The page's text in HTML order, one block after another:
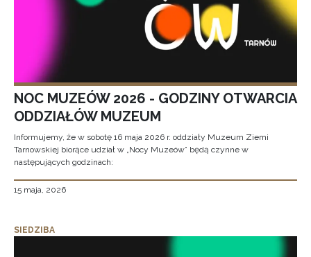
NOC MUZEÓW 2026 - GODZINY OTWARCIA
ODDZIAŁÓW MUZEUM
Informujemy, że w sobotę 16 maja 2026 r. oddziały Muzeum Ziemi
Tarnowskiej biorące udział w „Nocy Muzeów” będą czynne w
następujących godzinach:
15 maja, 2026
SIEDZIBA